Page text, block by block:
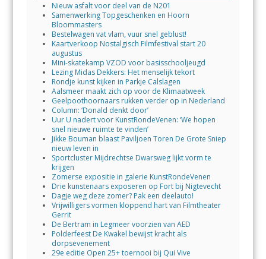
Nieuw asfalt voor deel van de N201
Samenwerking Topgeschenken en Hoorn
Bloommasters
Bestelwagen vat vlam, vuur snel geblust!
Kaartverkoop Nostalgisch Filmfestival start 20
augustus
Mini-skatekamp VZOD voor basisschooljeugd
Lezing Midas Dekkers: Het menselijk tekort
Rondje kunst kijken in Parkje Calslagen
Aalsmeer maakt zich op voor de Klimaatweek
Geelpoothoornaars rukken verder op in Nederland
Column: ‘Donald denkt door’
Uur U nadert voor KunstRondeVenen: ‘We hopen
snel nieuwe ruimte te vinden’
Jikke Bouman blaast Paviljoen Toren De Grote Sniep
nieuw leven in
Sportcluster Mijdrechtse Dwarsweg lijkt vorm te
krijgen
Zomerse expositie in galerie KunstRondeVenen
Drie kunstenaars exposeren op Fort bij Nigtevecht
Dagje weg deze zomer? Pak een deelauto!
Vrijwilligers vormen kloppend hart van Filmtheater
Gerrit
De Bertram in Legmeer voorzien van AED
Polderfeest De Kwakel bewijst kracht als
dorpsevenement
29e editie Open 25+ toernooi bij Qui Vive